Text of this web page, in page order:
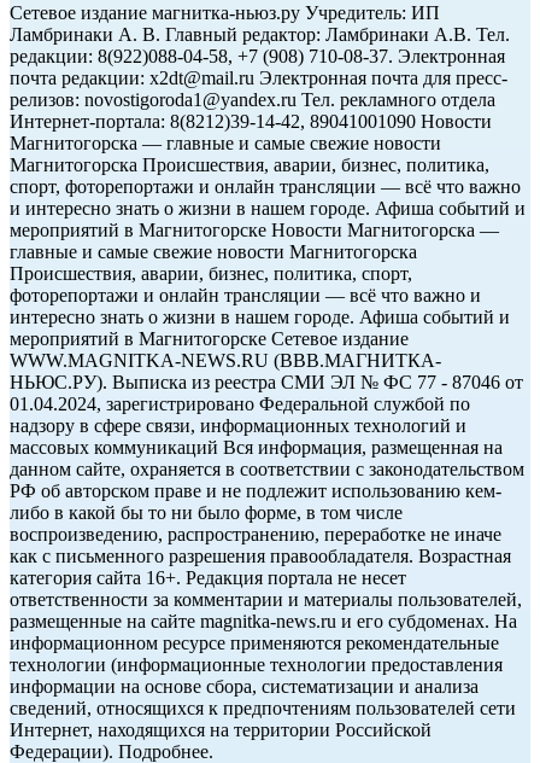
Сетевое издание магнитка-ньюз.ру Учредитель: ИП
Ламбринаки А. В. Главный редактор: Ламбринаки А.В. Тел.
редакции: 8(922)088-04-58, +7 (908) 710-08-37. Электронная
почта редакции: x2dt@mail.ru Электронная почта для пресс-
релизов: novostigoroda1@yandex.ru Тел. рекламного отдела
Интернет-портала: 8(8212)39-14-42, 89041001090 Новости
Магнитогорска — главные и самые свежие новости
Магнитогорска Происшествия, аварии, бизнес, политика,
спорт, фоторепортажи и онлайн трансляции — всё что важно
и интересно знать о жизни в нашем городе. Афиша событий и
мероприятий в Магнитогорске Новости Магнитогорска —
главные и самые свежие новости Магнитогорска
Происшествия, аварии, бизнес, политика, спорт,
фоторепортажи и онлайн трансляции — всё что важно и
интересно знать о жизни в нашем городе. Афиша событий и
мероприятий в Магнитогорске Сетевое издание
WWW.MAGNITKA-NEWS.RU (ВВВ.МАГНИТКА-
НЬЮС.РУ). Выписка из реестра СМИ ЭЛ № ФС 77 - 87046 от
01.04.2024, зарегистрировано Федеральной службой по
надзору в сфере связи, информационных технологий и
массовых коммуникаций Вся информация, размещенная на
данном сайте, охраняется в соответствии с законодательством
РФ об авторском праве и не подлежит использованию кем-
либо в какой бы то ни было форме, в том числе
воспроизведению, распространению, переработке не иначе
как с письменного разрешения правообладателя. Возрастная
категория сайта 16+. Редакция портала не несет
ответственности за комментарии и материалы пользователей,
размещенные на сайте magnitka-news.ru и его субдоменах. На
информационном ресурсе применяются рекомендательные
технологии (информационные технологии предоставления
информации на основе сбора, систематизации и анализа
сведений, относящихся к предпочтениям пользователей сети
Интернет, находящихся на территории Российской
Федерации). Подробнее.